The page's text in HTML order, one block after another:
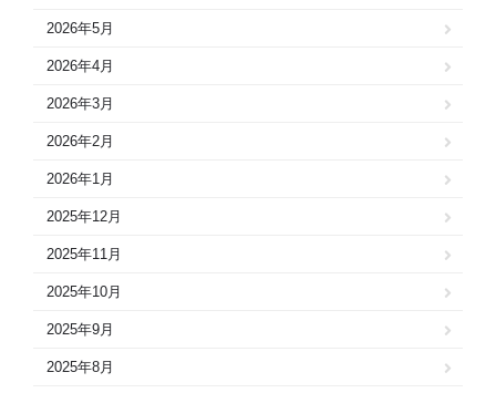
2026年5月
2026年4月
2026年3月
2026年2月
2026年1月
2025年12月
2025年11月
2025年10月
2025年9月
2025年8月